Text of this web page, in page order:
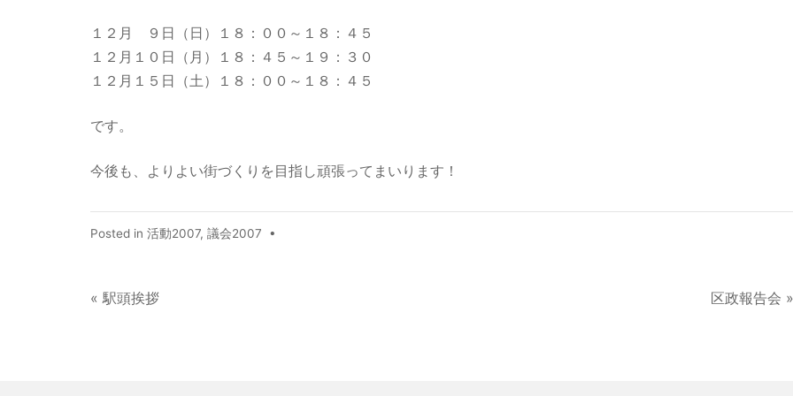
１２月 ９日（日）１８：００～１８：４５
１２月１０日（月）１８：４５～１９：３０
１２月１５日（土）１８：００～１８：４５
です。
今後も、よりよい街づくりを目指し頑張ってまいります！
Posted in 活動2007, 議会2007 •
区政報告会 »
« 駅頭挨拶